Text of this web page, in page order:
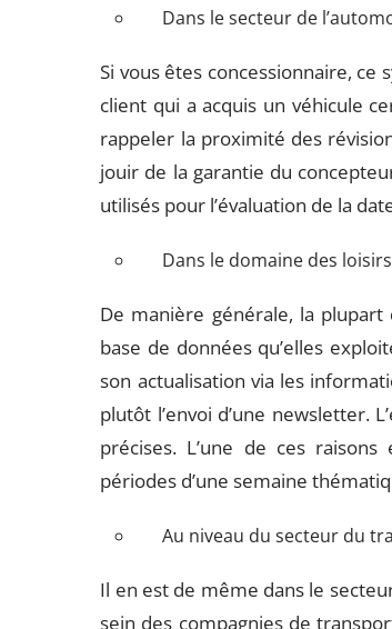
Dans le secteur de
Si vous êtes concessionnaire,
client qui a acquis un véhicule
rappeler la proximité des
jouir de la garantie du
utilisés pour l’évaluation de la
Dans le domaine des loisirs
De manière générale, la
base de données qu’elles
son actualisation via les
plutôt l’envoi d’une newsletter.
précises. L’une de ces
périodes d’une semaine
Au niveau du secteur du
Il en est de même dans le
sein des compagnies de